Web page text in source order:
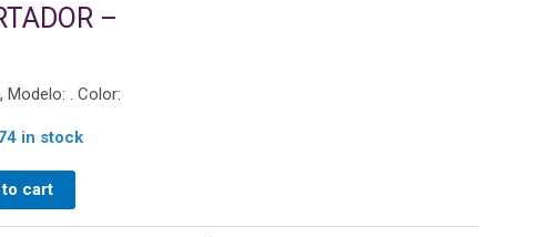
–
Modelo: . Color:
in stock
cart